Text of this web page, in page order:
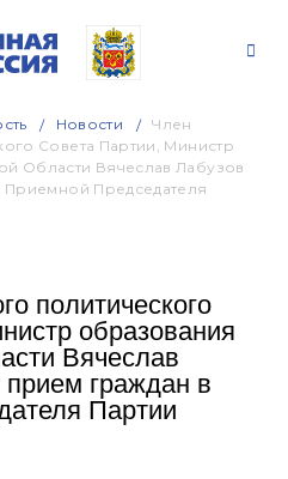
Новости
Член
Совета Партии, Министр
Области Вячеслав Лабузов
Председателя
политического
образования
Вячеслав
граждан в
Партии